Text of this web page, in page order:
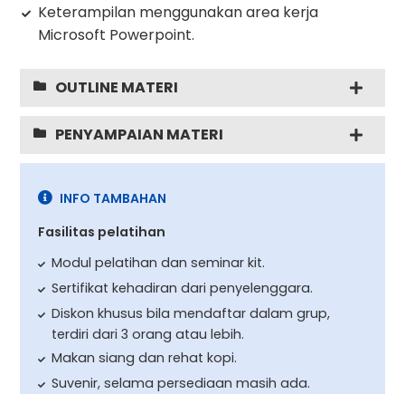
Keterampilan menggunakan area kerja
Microsoft Powerpoint.
OUTLINE MATERI
PENYAMPAIAN MATERI
INFO TAMBAHAN
Fasilitas pelatihan
Modul pelatihan dan seminar kit.
Sertifikat kehadiran dari penyelenggara.
Diskon khusus bila mendaftar dalam grup,
terdiri dari 3 orang atau lebih.
Makan siang dan rehat kopi.
Suvenir, selama persediaan masih ada.